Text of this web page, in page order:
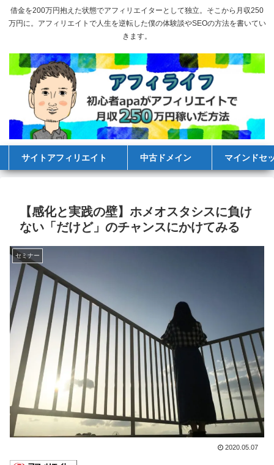
借金を200万円抱えた状態でアフィリエイターとして独立。そこから月収250
万円に。アフィリエイトで人生を逆転した僕の体験談やSEOの方法を書いてい
きます。
サイトアフィリエイト 中古ドメイン マインドセ
【感化と実践の壁】ホメオスタシスに負け
ない「だけど」のチャンスにかけてみる
セミナー
2020.05.07